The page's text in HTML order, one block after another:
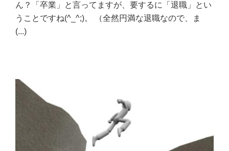
ん？「卒業」と言ってますが、要するに「退職」とい
うことですね(^_^;)。 （全然円満な退職なので、ま
(...)